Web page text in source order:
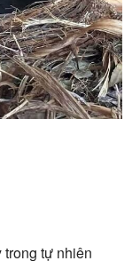
tự nhiên